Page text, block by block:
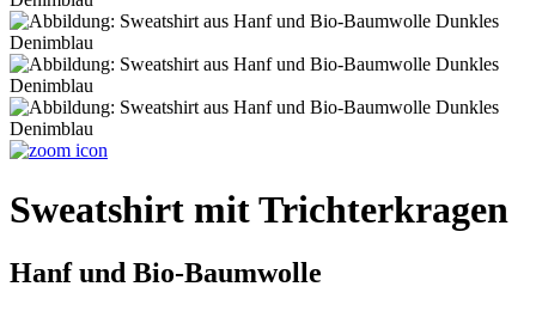
Sweatshirt mit Trichterkragen
Hanf und Bio-Baumwolle